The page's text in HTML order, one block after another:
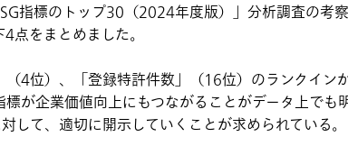
指標のトップ30（2024年度版）」分析調査の考察
点をまとめました。
（4位）、「登録特許件数」（16位）のランクイ
が企業価値向上にもつながることがデータ上でも
して、適切に開示していくことが求められている。